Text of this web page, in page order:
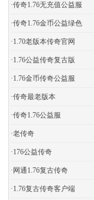
·传奇1.76无充值公益服
·传奇1.76金币公益绿色
·1.70老版本传奇官网
·1.76公益传奇复古版
·​1.76金币传奇公益服
·​传奇最老版本
·传奇1.76公益服
·老传奇
·176公益传奇
· 网通1.76复古传奇
·1.76复古传奇客户端